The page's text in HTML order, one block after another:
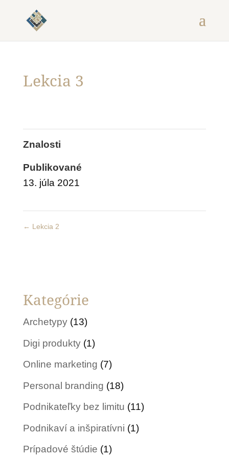
Lekcia 3
Znalosti
Publikované
13. júla 2021
← Lekcia 2
Kategórie
Archetypy(13)
Digi produkty(1)
Online marketing (7)
Personal branding (18)
Podnikateľky bez limitu (11)
Podnikaví a inšpiratívni (1)
Prípadové štúdie (1)